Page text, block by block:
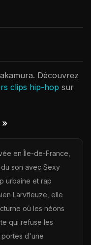
. Découvrez
clips hip-hop sur
»
en Île-de-France,
son avec Sexy
urbaine et rap
Larvfleuze, elle
où les néons
qui refuse les
portes d'une